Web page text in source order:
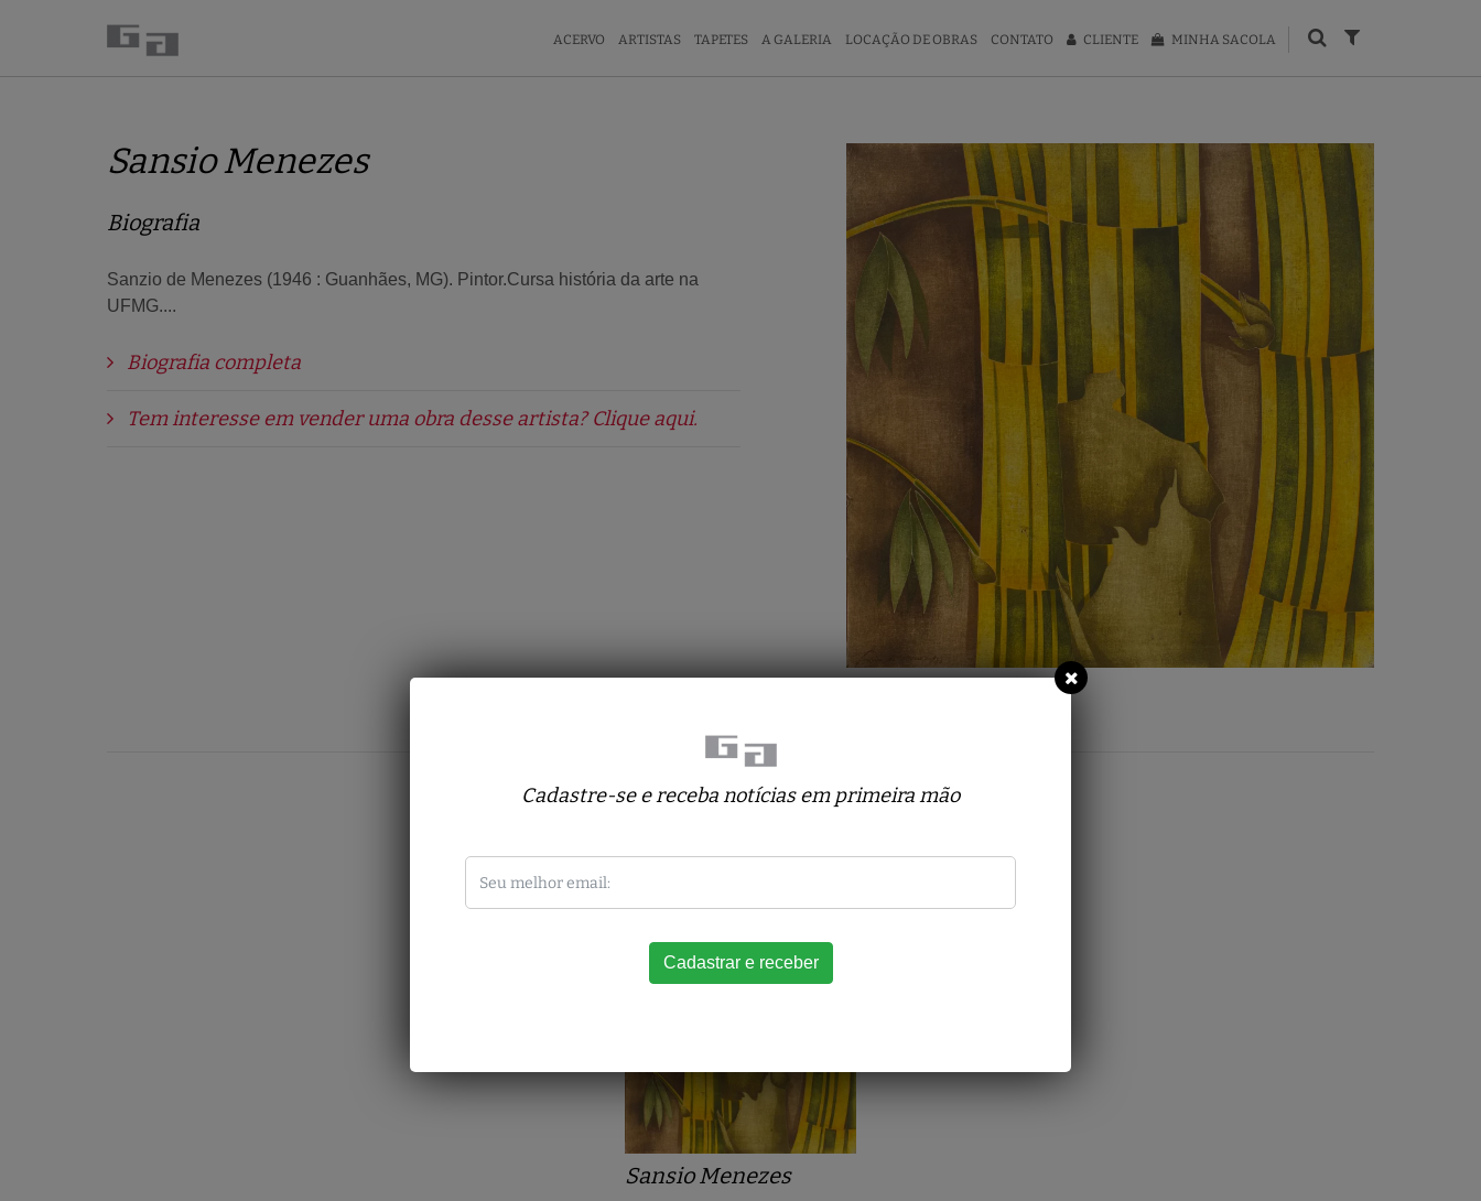
ACERVO ARTISTAS TAPETES A GALERIA LOCAÇÃO DE OBRAS CONTATO CLIENTE MINHA SACOLA
Sansio Menezes
Biografia
Sanzio de Menezes (1946 : Guanhães, MG). Pintor.Cursa história da arte na
UFMG....
Biografia completa
Tem interesse em vender uma obra desse artista? Clique aqui.
Sansio Menezes
Cadastre-se e receba notícias em primeira mão